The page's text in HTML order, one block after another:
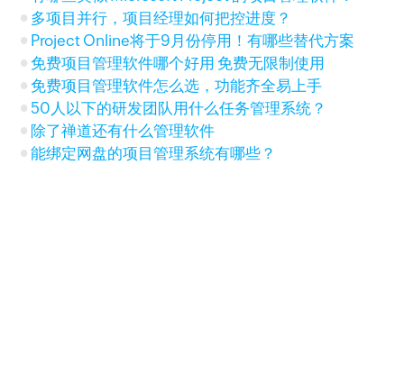
多项目并行，项目经理如何把控进度？
Project Online将于9月份停用！有哪些替代方案
免费项目管理软件哪个好用 免费无限制使用
免费项目管理软件怎么选，功能齐全易上手
50人以下的研发团队用什么任务管理系统？
除了禅道还有什么管理软件
能绑定网盘的项目管理系统有哪些？